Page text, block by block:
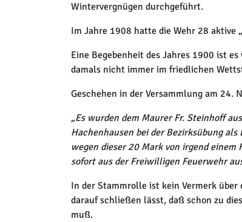
Wintervergnügen durchgeführt.
Im Jahre 1908 hatte die Wehr 28 aktive
Eine Begebenheit des Jahres 1900 ist
damals nicht immer im friedlichen
Geschehen in der Versammlung am 24.
„Es wurden dem Maurer Fr. Steinhoff
Hachenhausen bei der Bezirksübung
wegen dieser 20 Mark von irgend
sofort aus der Freiwilligen Feuerwehr
In der Stammrolle ist kein Vermerk über
darauf schließen lässt, daß schon zu
muß.